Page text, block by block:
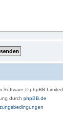
Software © phpBB Limited
durch phpBB.de